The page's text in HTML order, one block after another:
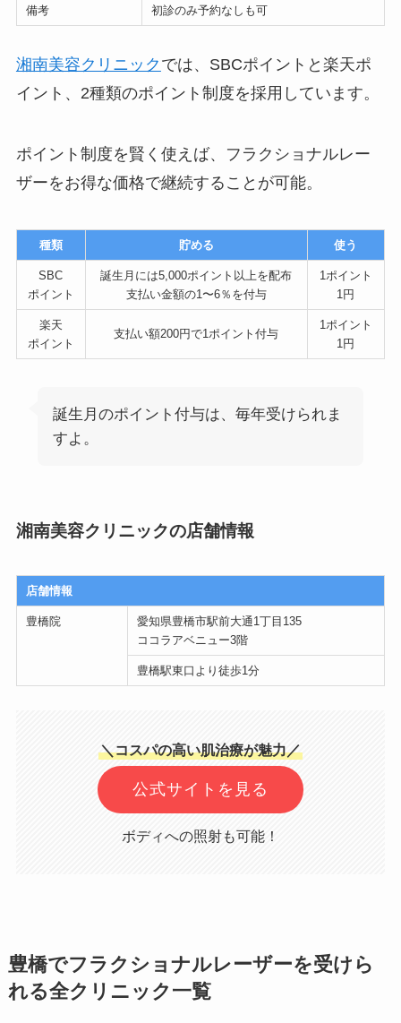
備考 初診のみ予約なしも可
湘南美容クリニック では、SBCポイントと楽天ポ
イント、2種類のポイント制度を採用しています。
ポイント制度を賢く使えば、フラクショナルレー
ザーをお得な価格で継続することが可能。
種類 貯める 使う
SBC
ポイント
誕生月には5,000ポイント以上を配布
支払い金額の1〜6％を付与
1ポイント
1円
楽天
ポイント
支払い額200円で1ポイント付与
1ポイント
1円
誕生月のポイント付与は、毎年受けられま
すよ。
湘南美容クリニックの店舗情報
店舗情報
豊橋院
愛知県豊橋市駅前大通1丁目135
ココラアベニュー3階
豊橋駅東口より徒歩1分
＼コスパの高い肌治療が魅力／
公式サイトを見る
ボディへの照射も可能！
豊橋でフラクショナルレーザーを受けら
れる全クリニック一覧